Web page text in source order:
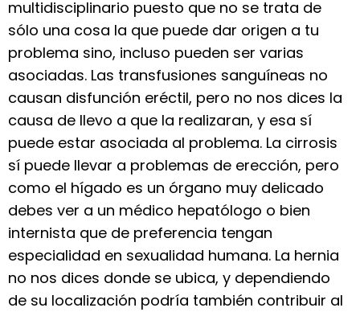
multidisciplinario puesto que no se trata de
sólo una cosa la que puede dar origen a tu
problema sino, incluso pueden ser varias
asociadas. Las transfusiones sanguíneas no
causan disfunción eréctil, pero no nos dices la
causa de llevo a que la realizaran, y esa sí
puede estar asociada al problema. La cirrosis
sí puede llevar a problemas de erección, pero
como el hígado es un órgano muy delicado
debes ver a un médico hepatólogo o bien
internista que de preferencia tengan
especialidad en sexualidad humana. La hernia
no nos dices donde se ubica, y dependiendo
de su localización podría también contribuir al